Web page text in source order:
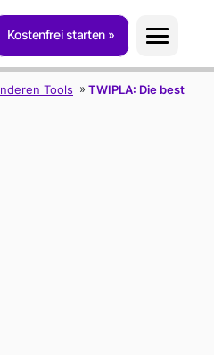
Kostenfrei starten
Tools TWIPLA: Die beste